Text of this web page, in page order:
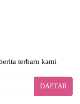
terbaru kami
DAFTAR